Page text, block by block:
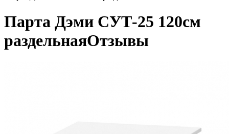
Парта Дэми СУТ-25 120см
раздельнаяОтзывы